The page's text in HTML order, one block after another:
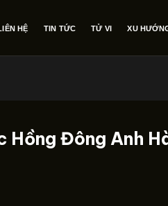
HỆ TIN TỨC TỬ VI XU
Hồng Đông Anh